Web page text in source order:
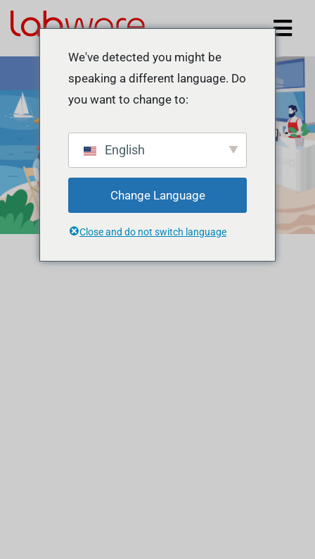
We've detected you might be
speaking a different language. Do
you want to change to:
English
Change Language
Close and do not switch language